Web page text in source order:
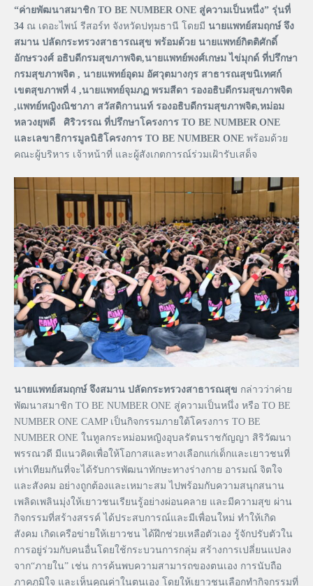
“ค่ายพัฒนาสมาชิก TO BE NUMBER ONE สู่ความเป็นหนึ่ง” รุ่นที่
34 ณ เดอะไพน์ รีสอร์ท จังหวัดปทุมธานี โดยมี นายแพทย์สมฤกษ์ จึง
สมาน ปลัดกระทรวงสาธารณสุข พร้อมด้วย นายแพทย์กิตติศักดิ์
อักษรวงศ์ อธิบดีกรมสุขภาพจิต,นายแพทย์พงศ์เกษม ไข่มุกด์ ที่ปรึกษา
กรมสุขภาพจิต , นายแพทย์อุดม อัศวุตมางกุร สาธารณสุขนิเทศก์
เขตสุขภาพที่ 4 ,นายแพทย์จุมภฏ พรมสีดา รองอธิบดีกรมสุขภาพจิต
,แพทย์หญิงณิชาภา สวัสดิกานนท์ รองอธิบดีกรมสุขภาพจิต,หม่อม
หลวงยุพดี ศิริวรรณ ที่ปรึกษาโครงการ TO BE NUMBER ONE
และเลขาธิการมูลนิธิโครงการ TO BE NUMBER ONE พร้อมด้วย
คณะผู้บริหาร เจ้าหน้าที่ และผู้สังเกตการณ์ร่วมเฝ้ารับเสด็จ
นายแพทย์สมฤกษ์ จึงสมาน ปลัดกระทรวงสาธารณสุข กล่าวว่าค่าย
พัฒนาสมาชิก TO BE NUMBER ONE สู่ความเป็นหนึ่ง หรือ TO BE
NUMBER ONE CAMP เป็นกิจกรรมภายใต้โครงการ TO BE
NUMBER ONE ในทูลกระหม่อมหญิงอุบลรัตนราชกัญญา สิริวัฒนา
พรรณวดี มีแนวคิดเพื่อให้โอกาสและทางเลือกแก่เด็กและเยาวชนที่
เท่าเทียมกันที่จะได้รับการพัฒนาทักษะทางร่างกาย อารมณ์ จิตใจ
และสังคม อย่างถูกต้องและเหมาะสม ไปพร้อมกับความสนุกสนาน
เพลิดเพลินมุ่งให้เยาวชนเรียนรู้อย่างผ่อนคลาย และมีความสุข ผ่าน
กิจกรรมที่สร้างสรรค์ ได้ประสบการณ์และมีเพื่อนใหม่ ทำให้เกิด
สังคม เกิดเครือข่ายให้เยาวชน ได้ฝึกช่วยเหลือตัวเอง รู้จักปรับตัวใน
การอยู่ร่วมกับคนอื่นโดยใช้กระบวนการกลุ่ม สร้างการเปลี่ยนแปลง
จาก“ภายใน” เช่น การค้นพบความสามารถของตนเอง การนับถือ
ภาคภูมิใจ และเห็นคุณค่าในตนเอง โดยให้เยาวชนเลือกทำกิจกรรมที่